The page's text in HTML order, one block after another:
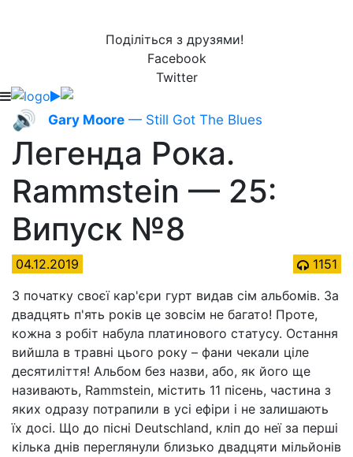
Поділіться з друзями!
Facebook
Twitter
🔊 Gary Moore — Still Got The Blues
Легенда Рока.
Rammstein — 25:
Випуск №8
04.12.2019
1151
З початку своєї кар'єри гурт видав сім альбомів. За
двадцять п'ять років це зовсім не багато! Проте,
кожна з робіт набула платинового статусу. Остання
вийшла в травні цього року – фани чекали ціле
десятиліття! Альбом без назви, або, як його ще
називають, Rammstein, містить 11 пісень, частина з
яких одразу потрапили в усі ефіри і не залишають
їх досі. Що до пісні Deutschland, кліп до неї за перші
кілька днів переглянули близько двадцяти мільйонів